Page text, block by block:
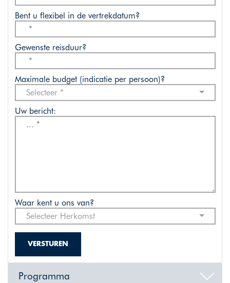
Bent u flexibel in de vertrekdatum?
Gewenste reisduur?
Maximale budget (indicatie per persoon)?
Selecteer *
Uw bericht:
Waar kent u ons van?
Selecteer Herkomst
VERSTUREN
Programma